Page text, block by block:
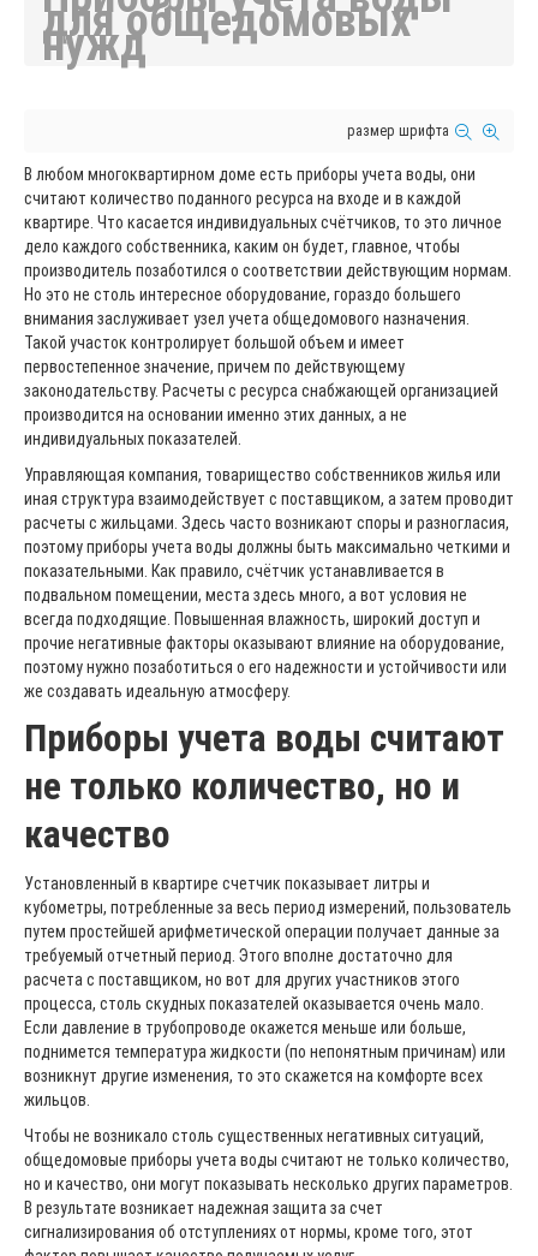
для общедомовых
нужд
размер шрифта
В любом многоквартирном доме есть приборы учета воды, они
считают количество поданного ресурса на входе и в каждой
квартире. Что касается индивидуальных счётчиков, то это личное
дело каждого собственника, каким он будет, главное, чтобы
производитель позаботился о соответствии действующим нормам.
Но это не столь интересное оборудование, гораздо большего
внимания заслуживает узел учета общедомового назначения.
Такой участок контролирует большой объем и имеет
первостепенное значение, причем по действующему
законодательству. Расчеты с ресурса снабжающей организацией
производится на основании именно этих данных, а не
индивидуальных показателей.
Управляющая компания, товарищество собственников жилья или
иная структура взаимодействует с поставщиком, а затем проводит
расчеты с жильцами. Здесь часто возникают споры и разногласия,
поэтому приборы учета воды должны быть максимально четкими и
показательными. Как правило, счётчик устанавливается в
подвальном помещении, места здесь много, а вот условия не
всегда подходящие. Повышенная влажность, широкий доступ и
прочие негативные факторы оказывают влияние на оборудование,
поэтому нужно позаботиться о его надежности и устойчивости или
же создавать идеальную атмосферу.
Приборы учета воды считают
не только количество, но и
качество
Установленный в квартире счетчик показывает литры и
кубометры, потребленные за весь период измерений, пользователь
путем простейшей арифметической операции получает данные за
требуемый отчетный период. Этого вполне достаточно для
расчета с поставщиком, но вот для других участников этого
процесса, столь скудных показателей оказывается очень мало.
Если давление в трубопроводе окажется меньше или больше,
поднимется температура жидкости (по непонятным причинам) или
возникнут другие изменения, то это скажется на комфорте всех
жильцов.
Чтобы не возникало столь существенных негативных ситуаций,
общедомовые приборы учета воды считают не только количество,
но и качество, они могут показывать несколько других параметров.
В результате возникает надежная защита за счет
сигнализирования об отступлениях от нормы, кроме того, этот